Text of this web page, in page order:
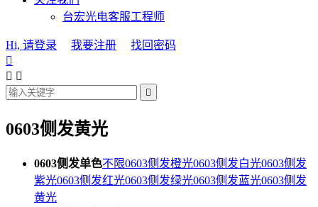
台宏光电客服工程师
Hi, 请登录 我要注册
找回密码

 

0603侧发黄光
0603侧发单色不限0603侧发橙光0603侧发白光0603侧发
紫光0603侧发红光0603侧发绿光0603侧发蓝光0603侧发
黄光